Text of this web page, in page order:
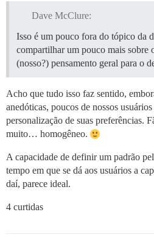
Dave McClure:
Isso é um pouco fora do tópico da
compartilhar um pouco mais sobre
(nosso?) pensamento geral para o
Acho que tudo isso faz sentido,
anedóticas, poucos de nossos
personalização de suas preferências.
muito… homogêneo.
A capacidade de definir um padrão
tempo em que se dá aos usuários a
daí, parece ideal.
4 curtidas